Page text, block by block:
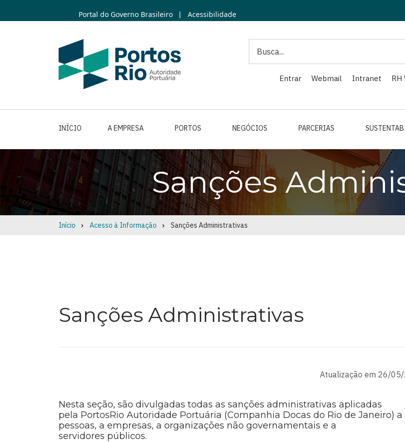
to
Portal do Governo Brasileiro | Acessibilidade
Entrar Webmail Intranet RH
INÍCIO A EMPRESA PORTOS NEGÓCIOS PARCERIAS
Sanções
Início Acesso à Informação Sanções Administrativas
Sanções Administrativas
Atualização em 26/
Nesta seção, são divulgadas todas as sanções administrativas aplicadas
pela PortosRio Autoridade Portuária (Companhia Docas do Rio de Janeiro) a
pessoas, a empresas, a organizações não governamentais e a
servidores públicos.